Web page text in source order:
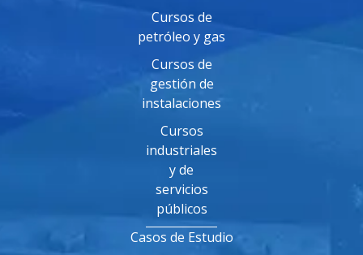
Cursos de
petróleo y gas
Cursos de
gestión de
instalaciones
Cursos
industriales
y de
servicios
públicos
Casos de Estudio